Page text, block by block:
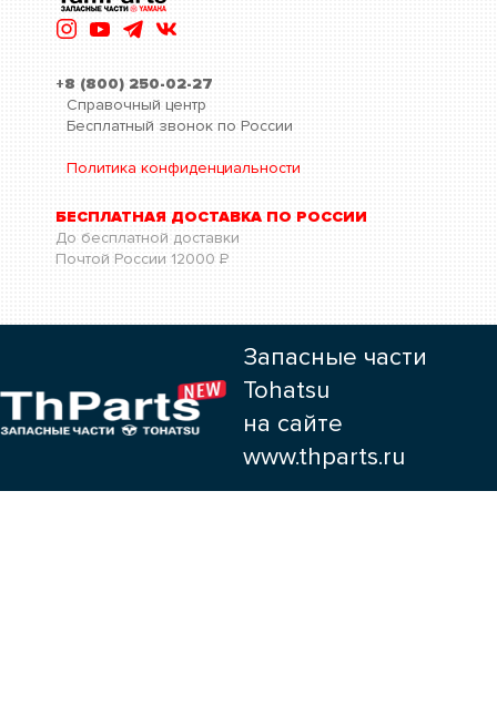
+8 (800) 250-02-27
Справочный центр
Бесплатный звонок по России
Политика конфиденциальности
БЕСПЛАТНАЯ ДОСТАВКА ПО РОССИИ
До бесплатной доставки
Почтой России 12000 Р
Запасные части
Tohatsu
на сайте
www.thparts.ru